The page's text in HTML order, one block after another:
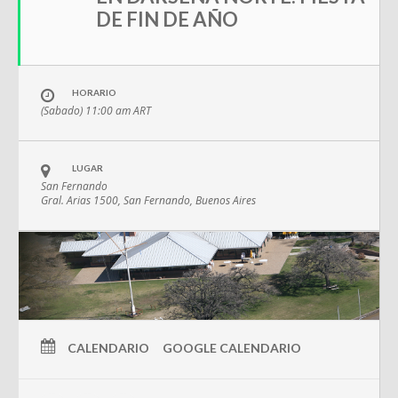
DE FIN DE AÑO
HORARIO
(Sabado) 11:00 amART
LUGAR
San Fernando
Gral. Arias 1500, San Fernando, Buenos Aires
CALENDARIO GOOGLE CALENDARIO